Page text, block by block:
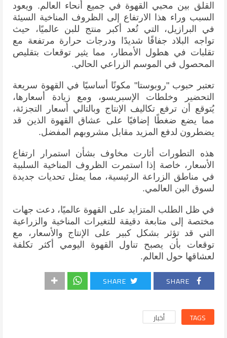
القلق بين محبي القهوة في جميع أنحاء العالم. ويعود
السبب وراء هذا الارتفاع إلى الظروف المناخية السيئة
في البرازيل، التي تُعد أكبر منتج للبن عالميًا، حيث
تواجه البلاد جفافًا شديدًا ودرجات حرارة مرتفعة مع
تقلبات في هطول الأمطار، مما يثير توقعات بتقليص
المحصول في الموسم الزراعي الحالي.
تعتبر حبوب "روبوستا" مكونًا أساسيًا في القهوة سريعة
التحضير وخلطات الإسبريسو، ومع زيادة أسعارها،
يُتوقع أن ترفع تكاليف الإنتاج وبالتالي أسعار التجزئة،
مما يضع ضغطًا إضافيًا على عشاق القهوة الذين قد
يضطرون لدفع المزيد مقابل مشروبهم المفضل.
هذه التطورات أثارت مخاوف بشأن استمرار ارتفاع
الأسعار، خاصة إذا استمرت الظروف المناخية السلبية
في مناطق الزراعة الرئيسية، مما يمثل تحديات جديدة
لسوق البن العالمي.
في ظل الطلب المتزايد على القهوة عالميًا، دعت جهات
مختصة إلى متابعة دقيقة للتغيرات المناخية والزراعية
التي قد تؤثر بشكل كبير على الإنتاج والأسعار، مع
توقعات بأن يصبح تناول القهوة اليومي أكثر تكلفة
لعشاقها حول العالم.
SHARE
SHARE
TAGS أخبار